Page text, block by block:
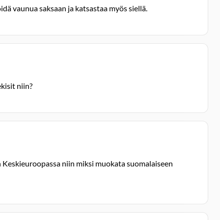
vaunua saksaan ja katsastaa myös siellä.
niin?
niin miksi muokata suomalaiseen